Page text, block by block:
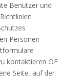
Benutzer und
Personen
kontaktieren OF
Seite, auf der